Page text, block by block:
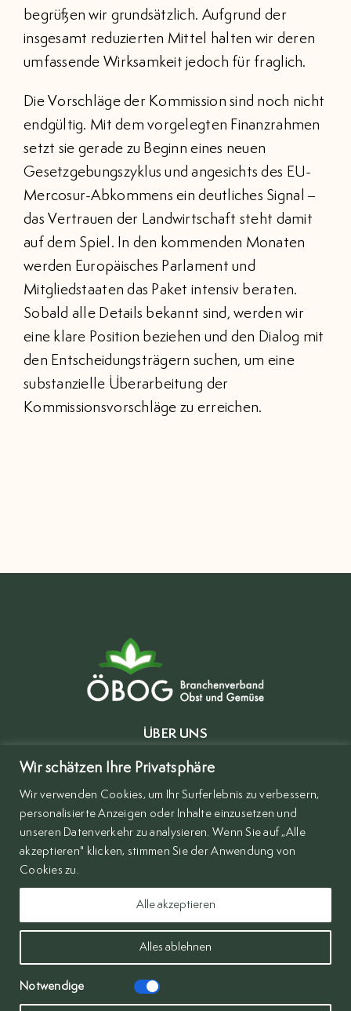
Wir schätzen Ihre Privatsphäre
Wir verwenden Cookies, um Ihr Surferlebnis zu verbessern,
personalisierte Anzeigen oder Inhalte einzusetzen und
unseren Datenverkehr zu analysieren. Wenn Sie auf „Alle
akzeptieren" klicken, stimmen Sie der Anwendung von
Cookies zu.
Alles ablehnen
Alle akzeptieren
Notwendige
begrüßen wir grundsätzlich. Aufgrund der
insgesamt reduzierten Mittel halten wir deren
umfassende Wirksamkeit jedoch für fraglich.
Die Vorschläge der Kommission sind noch nicht
endgültig. Mit dem vorgelegten Finanzrahmen
setzt sie gerade zu Beginn eines neuen
Gesetzgebungszyklus und angesichts des EU-
Mercosur-Abkommens ein deutliches Signal –
das Vertrauen der Landwirtschaft steht damit
auf dem Spiel. In den kommenden Monaten
werden Europäisches Parlament und
Mitgliedstaaten das Paket intensiv beraten.
Sobald alle Details bekannt sind, werden wir
eine klare Position beziehen und den Dialog mit
den Entscheidungsträgern suchen, um eine
substanzielle Überarbeitung der
Kommissionsvorschläge zu erreichen.
ÜBER UNS
MITGLIEDER
BRANCHENVERZEICHNIS
KONTAKT
© Copyright 2024 - 2026 | BRANCHENVERBAND | All Rights